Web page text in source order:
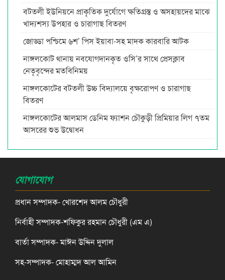
বটতলী ইউনিয়নে প্রাকৃতিক দুর্যোগে ক্ষতিগ্রস্ত ও অসহায়দের মাঝে
খাদ্যশস্য উপহার ও চারাগাছ বিতরণ
জোড্ডা পশ্চিমে ৬শ’ পিস ইয়াবা-সহ মাদক কারবারি আটক
নাঙ্গলকোট থানায় নবযোগদানকৃত ওসি’র সাথে প্রেসক্লাব
নেতৃবৃন্দের মতবিনিময়
নাঙ্গলকোটের বটতলী উচ্চ বিদ্যালয়ে বৃক্ষরোপণ ও চারাগাছ
বিতরণ
নাঙ্গলকোটের আলমাস ডেনিম ফ্যাশন চৌকুড়ী প্রিমিয়ার লিগ ৭তম
আসরের শুভ উদ্বোধন
যোগাযোগ
প্রধান সম্পাদক- খোরশেদ আলম চৌধুরী
নির্বাহী সম্পাদক-শফিকুর রহমান চৌধুরী (এম এ)
বার্তা সম্পাদক- মাঈন উদ্দিন দুলাল
সহ-সম্পাদক- মোহাম্মদ আল আমিন